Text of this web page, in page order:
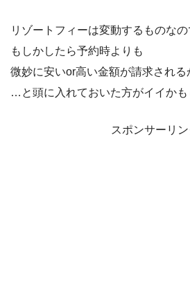
リゾートフィーは変動するものなの
もしかしたら予約時よりも
微妙に安いor高い金額が請求される
…と頭に入れておいた方がイイかも
スポンサーリン